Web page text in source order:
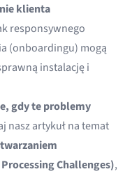
klienta
responsywnego
(onboardingu) mogą
instalację i
gdy te problemy
nasz artykuł na temat
Challenges),